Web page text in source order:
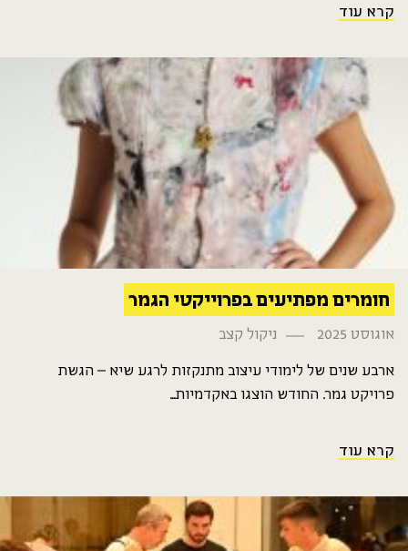
קרא עוד
חומרים מפתיעים בפרוייקטי הגמר
אוגוסט 2025
ניקול קצב
ארבע שנים של לימודי עיצוב מתנקזות לרגע שיא – הגשת
פרויקט גמר. החודש הוצגו באקדמיות...
קרא עוד